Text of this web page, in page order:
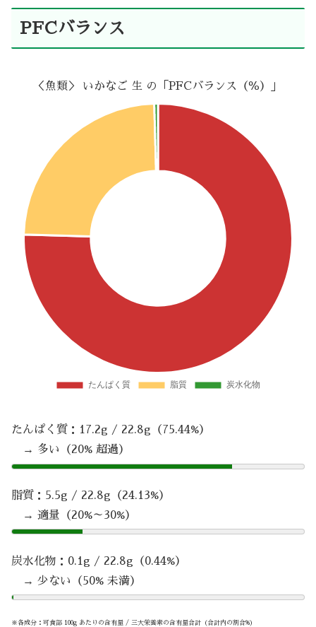
PFCバランス
＜魚類＞ いかなご 生 の「PFCバランス（％）」
たんぱく質：17.2g / 22.8g（75.44%）
→ 多い（20% 超過）
脂質：5.5g / 22.8g（24.13%）
→ 適量（20%～30%）
炭水化物：0.1g / 22.8g（0.44%）
→ 少ない（50% 未満）
※各成分：可食部 100g あたりの含有量 / 三大栄養素の含有量合計（合計内の割合%）